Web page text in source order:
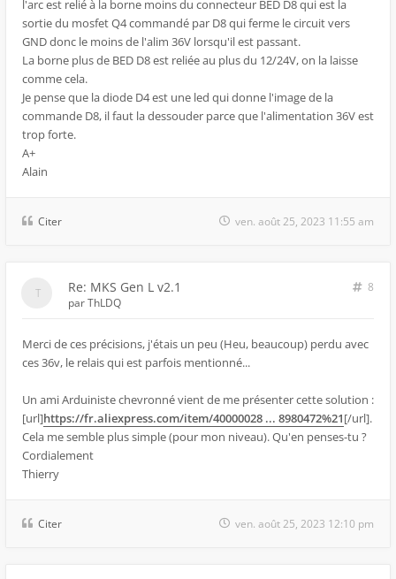
l'arc est relié à la borne moins du connecteur BED D8 qui est la
sortie du mosfet Q4 commandé par D8 qui ferme le circuit vers
GND donc le moins de l'alim 36V lorsqu'il est passant.
La borne plus de BED D8 est reliée au plus du 12/24V, on la laisse
comme cela.
Je pense que la diode D4 est une led qui donne l'image de la
commande D8, il faut la dessouder parce que l'alimentation 36V est
trop forte.
A+
Alain
Citer ven. août 25, 2023 11:55 am
Re: MKS Gen L v2.1
8
parThLDQ
Merci de ces précisions, j'étais un peu (Heu, beaucoup) perdu avec
ces 36v, le relais qui est parfois mentionné...
Un ami Arduiniste chevronné vient de me présenter cette solution :
[url]https://fr.aliexpress.com/item/40000028 ... 8980472%21[/url].
Cela me semble plus simple (pour mon niveau). Qu'en penses-tu ?
Cordialement
Thierry
Citer ven. août 25, 2023 12:10 pm